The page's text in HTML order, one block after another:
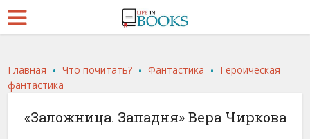
Главная .Что почитать? .Фантастика . Героическая
фантастика
«Заложница. Западня» Вера Чиркова